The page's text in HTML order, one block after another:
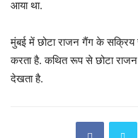
आया था.
मुंबई में छोटा राजन गैंग के सक्रिय
करता है. कथित रूप से छोटा राजन
देखता है.